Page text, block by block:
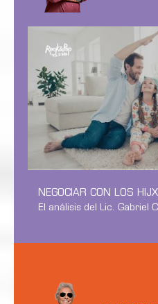
NEGOCIAR CON LOS
El análisis del Lic. Gabriel